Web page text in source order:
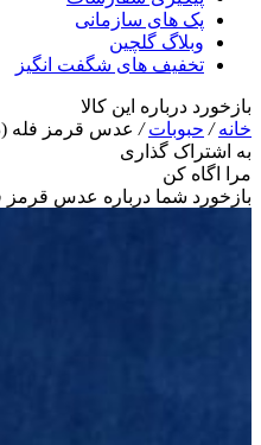
پک های سازمانی
وبلاگ گلچین
تخفیف های شگفت انگیز
بازخورد درباره این کالا
خانه/ حبوبات/ عدس قرمز فله
به اشتراک گذاری
مرا اگاه کن
بازخورد شما درباره عدس